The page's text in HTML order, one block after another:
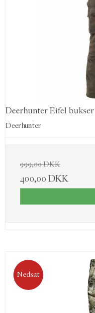
Deerhunter Eifel bukser
Deerhunter
999,00 DKK
400,00 DKK
Nedsat